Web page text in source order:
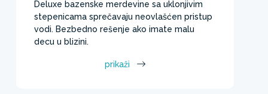
Deluxe bazenske merdevine sa uklonjivim
stepenicama sprečavaju neovlašćen pristup
vodi. Bezbedno rešenje ako imate malu
decu u blizini.
prikaži